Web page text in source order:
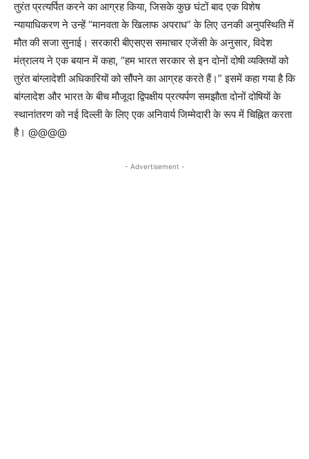
तुरंत प्रत्यर्पित करने का आग्रह किया, जिसके कुछ घंटों बाद एक विशेष
न्यायाधिकरण ने उन्हें “मानवता के खिलाफ अपराध” के लिए उनकी अनुपस्थिति में
मौत की सजा सुनाई। सरकारी बीएसएस समाचार एजेंसी के अनुसार, विदेश
मंत्रालय ने एक बयान में कहा, “हम भारत सरकार से इन दोनों दोषी व्यक्तियों को
तुरंत बांग्लादेशी अधिकारियों को सौंपने का आग्रह करते हैं।” इसमें कहा गया है कि
बांग्लादेश और भारत के बीच मौजूदा द्विपक्षीय प्रत्यर्पण समझौता दोनों दोषियों के
स्थानांतरण को नई दिल्ली के लिए एक अनिवार्य जिम्मेदारी के रूप में चिह्नित करता
है। @@@@
- Advertisement -